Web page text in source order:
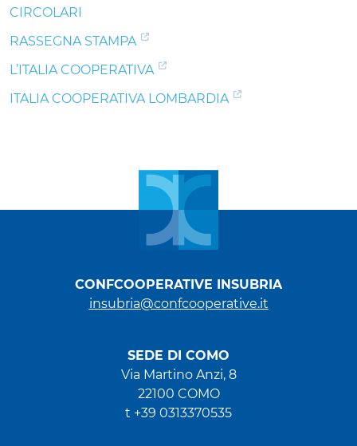
CIRCOLARI
RASSEGNA STAMPA
L’ITALIA COOPERATIVA
ITALIA COOPERATIVA LOMBARDIA
CONFCOOPERATIVE INSUBRIA
insubria@confcooperative.it
SEDE DI COMO
Via Martino Anzi, 8
22100 COMO
t +39 0313370535